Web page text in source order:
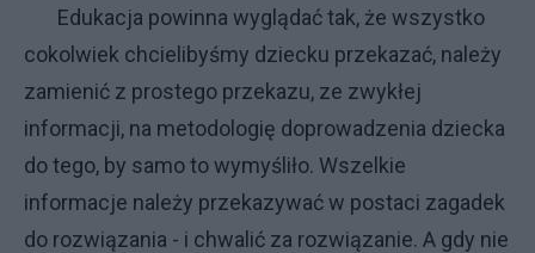
Edukacja powinna wyglądać tak, że wszystko
cokolwiek chcielibyśmy dziecku przekazać, należy
zamienić z prostego przekazu, ze zwykłej
informacji, na metodologię doprowadzenia dziecka
do tego, by samo to wymyśliło. Wszelkie
informacje należy przekazywać w postaci zagadek
do rozwiązania - i chwalić za rozwiązanie. A gdy nie